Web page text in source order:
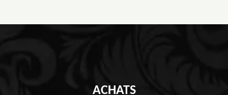
ACHATS